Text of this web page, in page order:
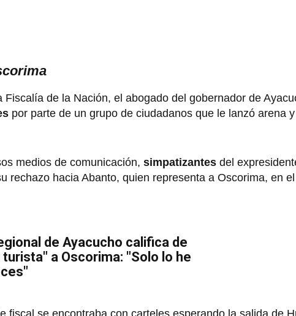
de la Nación, el abogado del gobernador de
por parte de un grupo de ciudadanos que le lanzó arena
medios de comunicación, simpatizantes del
rechazo hacia Abanto, quien representa a Oscorima, en
de Ayacucho califica de
a Oscorima: "Solo lo he